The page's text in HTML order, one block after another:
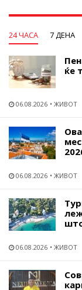
24 ЧАСА 7 ДЕНА
ќе
06.08.2026 ЖИВОТ
06.08.2026 ЖИВОТ
06.08.2026 ЖИВОТ